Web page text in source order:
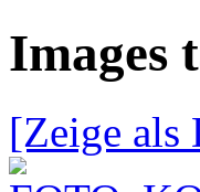
Images
[Zeige als